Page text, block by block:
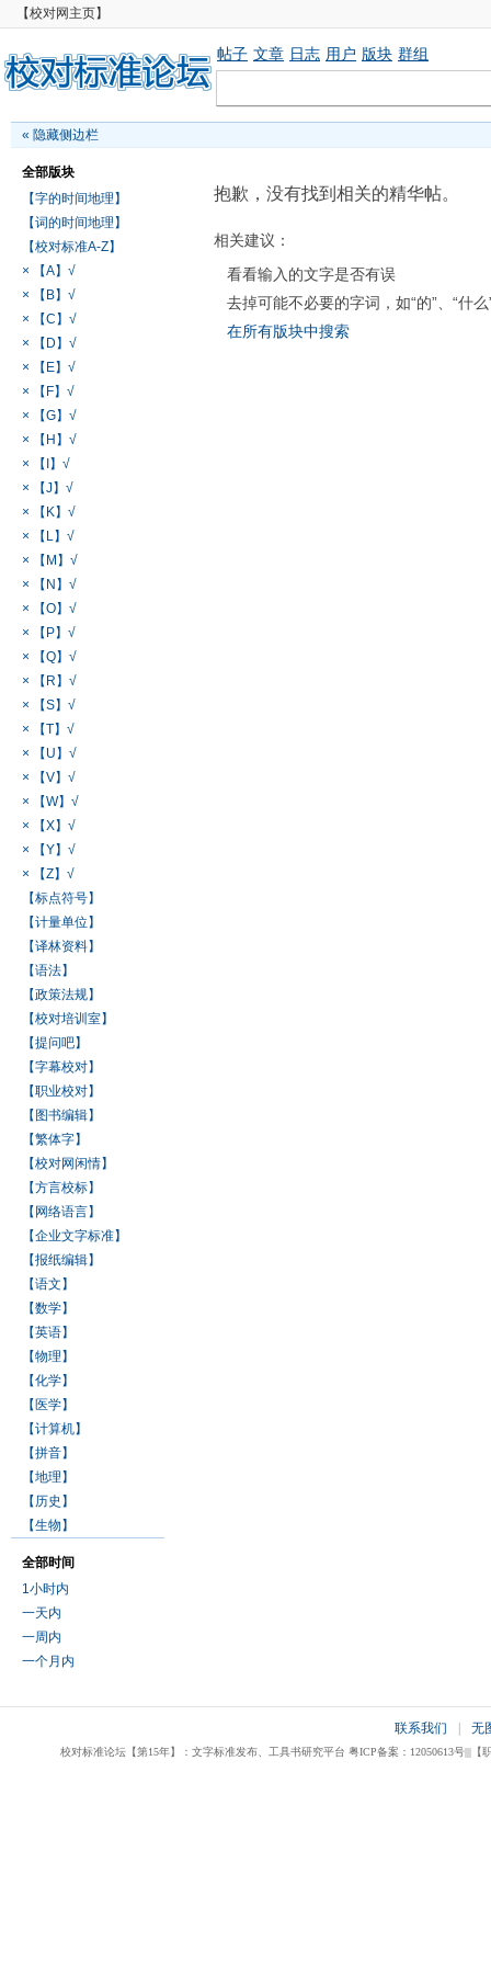
【校对网主页】
帖子 文章 日志 用户 版块 群组
« 隐藏侧边栏
全部版块
【字的时间地理】
【词的时间地理】
【校对标准A-Z】
× 【A】√
× 【B】√
× 【C】√
× 【D】√
× 【E】√
× 【F】√
× 【G】√
× 【H】√
× 【I】√
× 【J】√
× 【K】√
× 【L】√
× 【M】√
× 【N】√
× 【O】√
× 【P】√
× 【Q】√
× 【R】√
× 【S】√
× 【T】√
× 【U】√
× 【V】√
× 【W】√
× 【X】√
× 【Y】√
× 【Z】√
【标点符号】
【计量单位】
【译林资料】
【语法】
【政策法规】
【校对培训室】
【提问吧】
【字幕校对】
【职业校对】
【图书编辑】
【繁体字】
【校对网闲情】
【方言校标】
【网络语言】
【企业文字标准】
【报纸编辑】
【语文】
【数学】
【英语】
【物理】
【化学】
【医学】
【计算机】
【拼音】
【地理】
【历史】
【生物】
全部时间
1小时内
一天内
一周内
一个月内
抱歉，没有找到相关的精华帖。
相关建议：
看看输入的文字是否有误
去掉可能不必要的字词，如“的”、“什么
在所有版块中搜索
联系我们 无
校对标准论坛【第15年】：文字标准发布、工具书研究平台 粤ICP备案：12050613号|||【